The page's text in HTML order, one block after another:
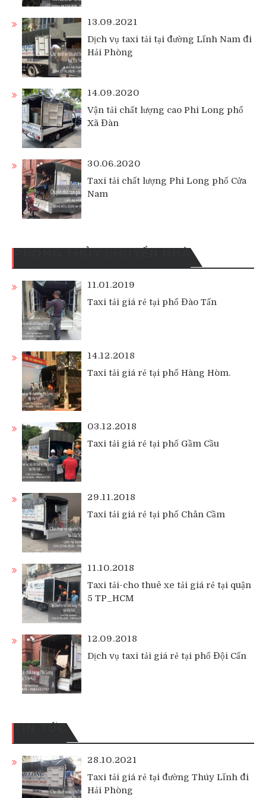
13.09.2021
Dịch vụ taxi tải tại đường Lĩnh Nam đi
Hải Phòng
14.09.2020
Vận tải chất lượng cao Phi Long phố
Xã Đàn
30.06.2020
Taxi tải chất lượng Phi Long phố Cửa
Nam
11.01.2019
Taxi tải giá rẻ tại phố Đào Tấn
14.12.2018
Taxi tải giá rẻ tại phố Hàng Hòm.
03.12.2018
Taxi tải giá rẻ tại phố Gầm Cầu
29.11.2018
Taxi tải giá rẻ tại phố Chân Cầm
11.10.2018
Taxi tải-cho thuê xe tải giá rẻ tại quận
5 TP_HCM
12.09.2018
Dịch vụ taxi tải giá rẻ tại phố Đội Cấn
TIN TỨC
28.10.2021
Taxi tải giá rẻ tại đường Thúy Lĩnh đi
Hải Phòng